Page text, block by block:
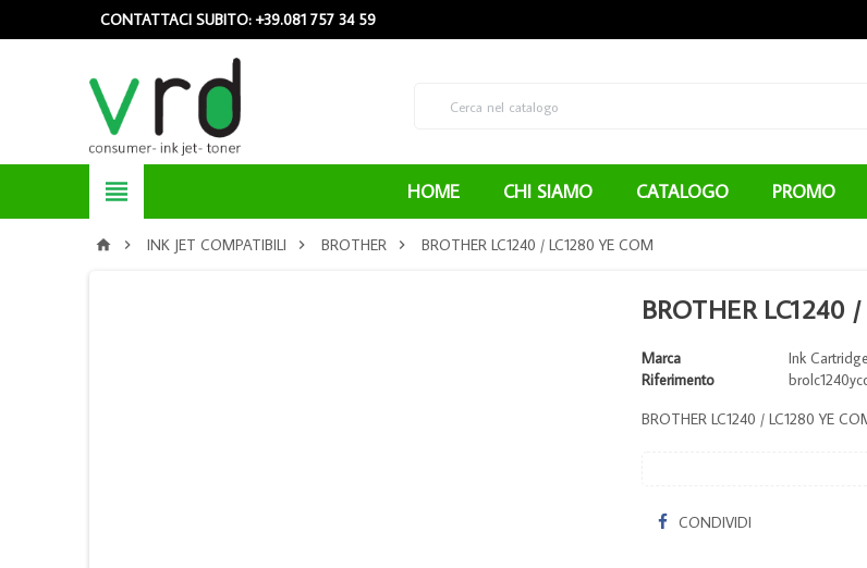
CONTATTACI SUBITO: +39.081 757 34 59
 HOME CHI SIAMO CATALOGO PROMO
  INK JET COMPATIBILI  BROTHER  BROTHER LC1240 / LC1280 YE COM
BROTHER LC1240
Marca
Ink Cartridge
Riferimento
BROTHER LC1240 / LC1280 YE
CONDIVIDI